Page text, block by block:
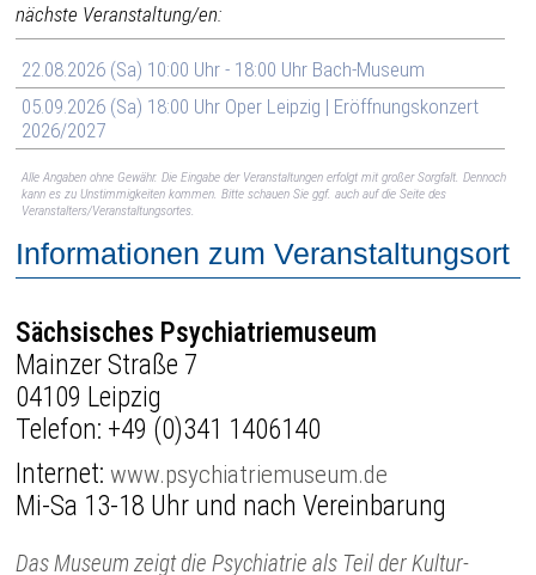
nächste Veranstaltung/en:
22.08.2026 (Sa) 10:00 Uhr - 18:00 Uhr Bach-Museum
05.09.2026 (Sa) 18:00 Uhr Oper Leipzig | Eröffnungskonzert
2026/2027
Alle Angaben ohne Gewähr. Die Eingabe der Veranstaltungen erfolgt mit großer Sorgfalt. Dennoch
kann es zu Unstimmigkeiten kommen. Bitte schauen Sie ggf. auch auf die Seite des
Veranstalters/Veranstaltungsortes.
Informationen zum Veranstaltungsort
Sächsisches Psychiatriemuseum
Mainzer Straße 7
04109 Leipzig
Telefon: +49 (0)341 1406140
Internet:www.psychiatriemuseum.de
Mi-Sa 13-18 Uhr und nach Vereinbarung
Das Museum zeigt die Psychiatrie als Teil der Kultur-